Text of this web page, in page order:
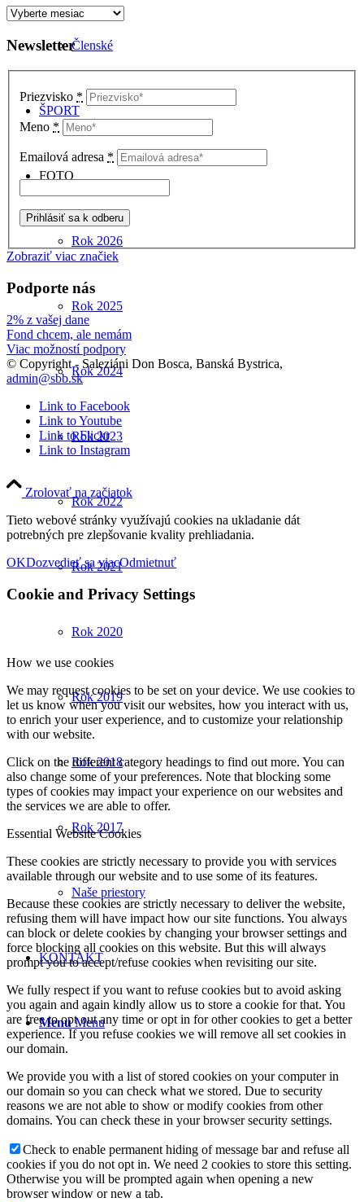
Členské
ŠPORT
FOTO
Rok 2026
Rok 2025
Rok 2024
Rok 2023
Rok 2022
Rok 2021
Rok 2020
Rok 2019
Rok 2018
Rok 2017
Naše priestory
KONTAKT
Menu Menu
Archív
Newsletter
Priezvisko *
Meno *
Emailová adresa *
Zobraziť viac značiek
Podporte nás
2% z vašej dane
Fond chcem, ale nemám
Viac možností podpory
© Copyright - Saleziáni Don Bosca, Banská Bystrica,
admin@sbb.sk
Link to Facebook
Link to Youtube
Link to Flickr
Link to Instagram
Zrolovať na začiatok
Tieto webové stránky využívajú cookies na ukladanie dát
potrebných pre zlepšovanie kvality prehliadania.
OKDozvedieť sa viacOdmietnuť
Cookie and Privacy Settings
How we use cookies
We may request cookies to be set on your device. We use cookies to
let us know when you visit our websites, how you interact with us,
to enrich your user experience, and to customize your relationship
with our website.
Click on the different category headings to find out more. You can
also change some of your preferences. Note that blocking some
types of cookies may impact your experience on our websites and
the services we are able to offer.
Essential Website Cookies
These cookies are strictly necessary to provide you with services
available through our website and to use some of its features.
Because these cookies are strictly necessary to deliver the website,
refusing them will have impact how our site functions. You always
can block or delete cookies by changing your browser settings and
force blocking all cookies on this website. But this will always
prompt you to accept/refuse cookies when revisiting our site.
We fully respect if you want to refuse cookies but to avoid asking
you again and again kindly allow us to store a cookie for that. You
are free to opt out any time or opt in for other cookies to get a better
experience. If you refuse cookies we will remove all set cookies in
our domain.
We provide you with a list of stored cookies on your computer in
our domain so you can check what we stored. Due to security
reasons we are not able to show or modify cookies from other
domains. You can check these in your browser security settings.
Check to enable permanent hiding of message bar and refuse all
cookies if you do not opt in. We need 2 cookies to store this setting.
Otherwise you will be prompted again when opening a new
browser window or new a tab.